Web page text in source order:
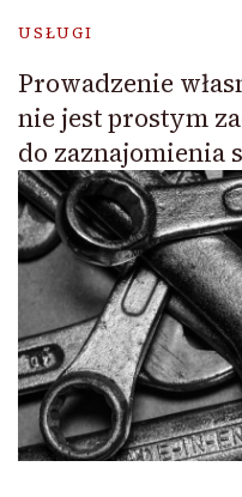
USŁUGI
Prowadzenie
nie jest prostym
do zaznajomienia